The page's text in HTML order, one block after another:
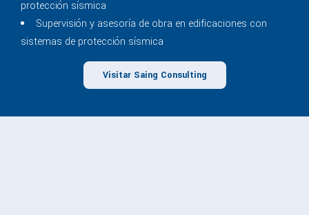
protección sísmica
Supervisión y asesoría de obra en edificaciones con
sistemas de protección sísmica
Visitar Saing Consulting